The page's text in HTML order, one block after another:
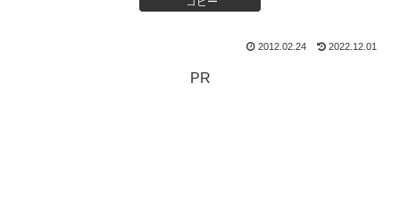
2012.02.24 2022.12.01
PR